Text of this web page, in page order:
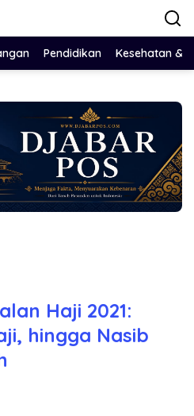
Pendidikan Kesehatan &
Haji 2021:
hingga Nasib